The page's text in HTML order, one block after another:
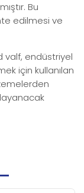
Bu
edilmesi ve
valf, endüstriyel
için kullanılan